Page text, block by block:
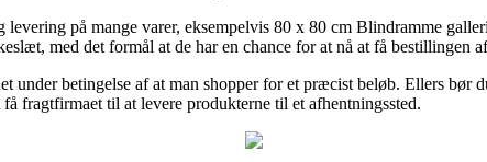
på mange varer, eksempelvis 80 x 80 cm Blindramme
med det formål at de har en chance for at nå at få bestillingen
under betingelse af at man shopper for et præcist beløb. Ellers
fragtfirmaet til at levere produkterne til et afhentningssted.